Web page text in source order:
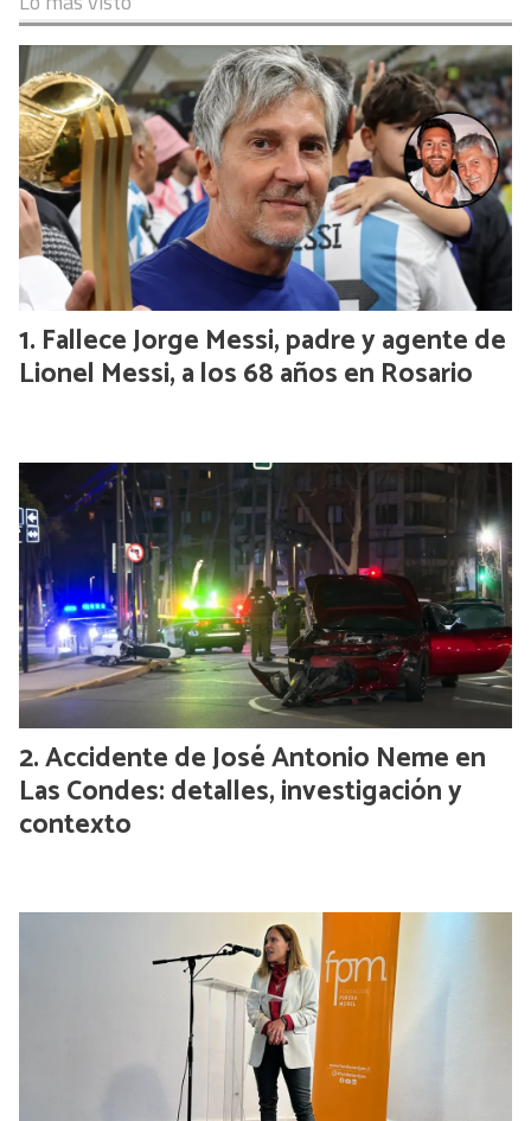
Fallece Jorge Messi, padre y agente de
Lionel Messi, a los 68 años en Rosario
Accidente de José Antonio Neme en
Las Condes: detalles, investigación y
contexto